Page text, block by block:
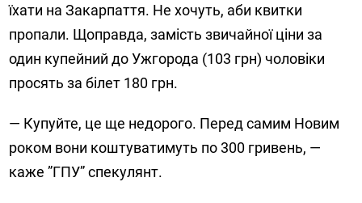
їхати на Закарпаття. Не хочуть, аби квитки
пропали. Щоправда, замість звичайної ціни за
один купейний до Ужгорода (103 грн) чоловіки
просять за білет 180 грн.
— Купуйте, це ще недорого. Перед самим Новим
роком вони коштуватимуть по 300 гривень, —
каже ”ГПУ” спекулянт.